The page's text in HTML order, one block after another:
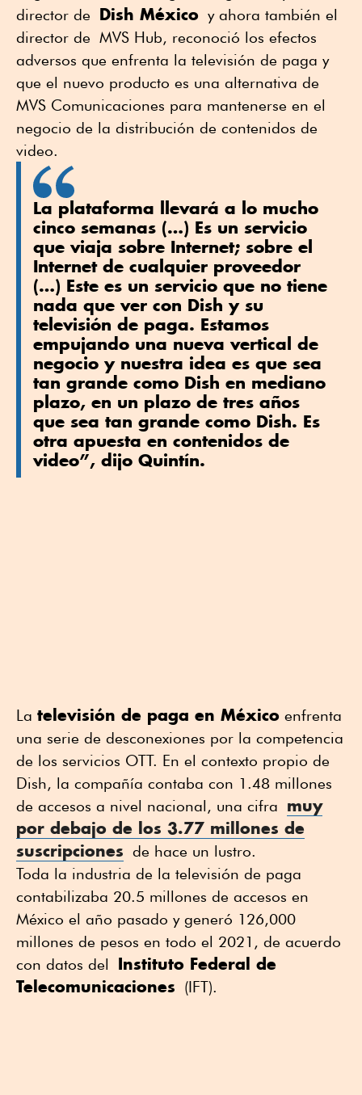
director de Dish México y ahora también el
director de MVS Hub, reconoció los efectos
adversos que enfrenta la televisión de paga y
que el nuevo producto es una alternativa de
MVS Comunicaciones para mantenerse en el
negocio de la distribución de contenidos de
video.
La plataforma llevará a lo mucho
cinco semanas (…) Es un servicio
que viaja sobre Internet; sobre el
Internet de cualquier proveedor
(…) Este es un servicio que no tiene
nada que ver con Dish y su
televisión de paga. Estamos
empujando una nueva vertical de
negocio y nuestra idea es que sea
tan grande como Dish en mediano
plazo, en un plazo de tres años
que sea tan grande como Dish. Es
otra apuesta en contenidos de
video”, dijo Quintín.
La televisión de paga en México enfrenta
una serie de desconexiones por la competencia
de los servicios OTT. En el contexto propio de
Dish, la compañía contaba con 1.48 millones
de accesos a nivel nacional, una cifra muy
por debajo de los 3.77 millones de
suscripciones de hace un lustro.
Toda la industria de la televisión de paga
contabilizaba 20.5 millones de accesos en
México el año pasado y generó 126,000
millones de pesos en todo el 2021, de acuerdo
con datos del Instituto Federal de
Telecomunicaciones (IFT).